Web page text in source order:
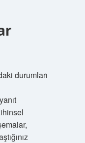
durumları